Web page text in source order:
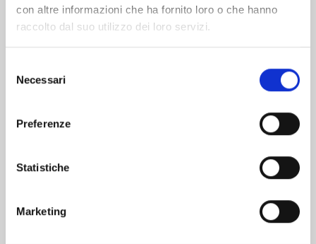
con altre informazioni che ha fornito loro o che hanno
raccolto dal suo utilizzo dei loro servizi.
delNecessari
Preferenze
Statistiche
Marketing